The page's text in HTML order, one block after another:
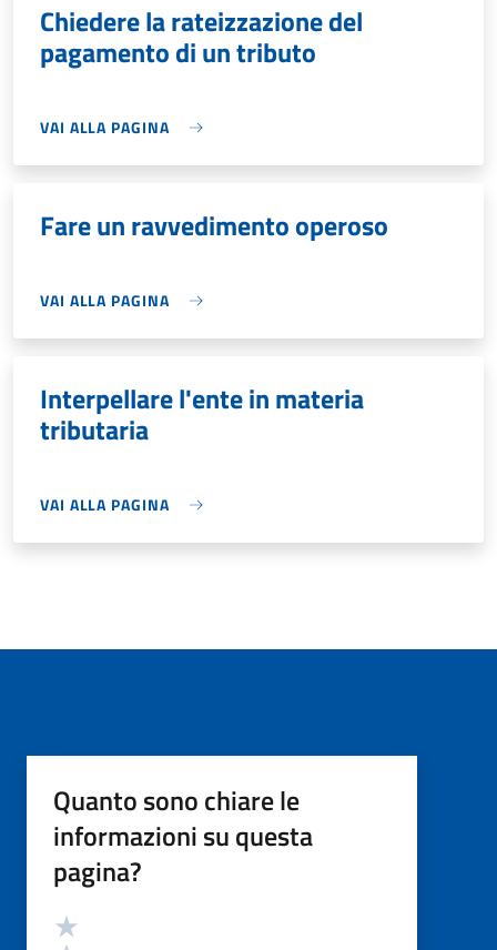
Chiedere la rateizzazione del
pagamento di un tributo
VAI ALLA PAGINA
Fare un ravvedimento operoso
VAI ALLA PAGINA
Interpellare l'ente in materia
tributaria
VAI ALLA PAGINA
Quanto sono chiare le
informazioni su questa
pagina?
Valutazione